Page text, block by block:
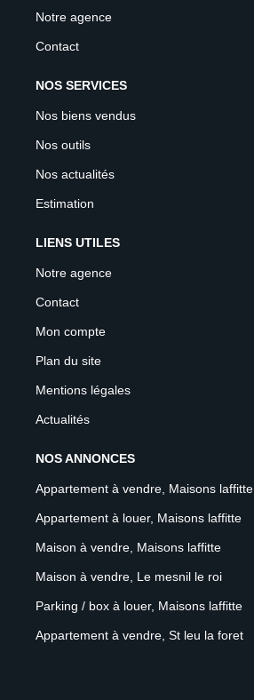
Notre agence
Contact
NOS SERVICES
Nos biens vendus
Nos outils
Nos actualités
Estimation
LIENS UTILES
Notre agence
Contact
Mon compte
Plan du site
Mentions légales
Actualités
NOS ANNONCES
Appartement à vendre, Maisons laffitte
Appartement à louer, Maisons laffitte
Maison à vendre, Maisons laffitte
Maison à vendre, Le mesnil le roi
Parking / box à louer, Maisons laffitte
Appartement à vendre, St leu la foret